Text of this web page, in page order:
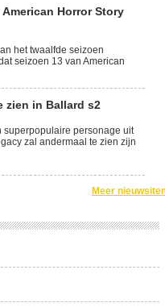
Horror Story
het twaalfde seizoen
seizoen 13 van American
zien in Ballard s2
superpopulaire personage uit
zal andermaal te zien zijn
Meer